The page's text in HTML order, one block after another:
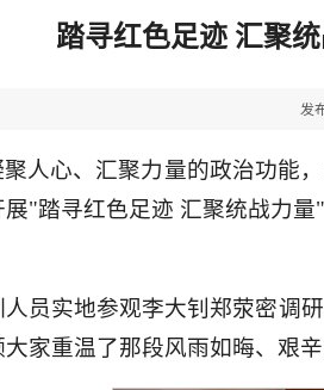
踏寻红色足迹 汇聚
发
人心、汇聚力量的政治功能
"踏寻红色足迹 汇聚统战力
员实地参观李大钊郑荥密调
家重温了那段风雨如晦、艰